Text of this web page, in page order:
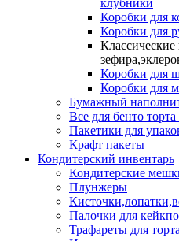
клубники
Коробки для
Коробки для
Классические
Коробки для
Коробки для
Бумажный
Все для бенто
Пакетики для
Крафт пакеты
Кондитерский инвентарь
Кондитерские
Плунжеры
Палочки для
Трафареты для торта